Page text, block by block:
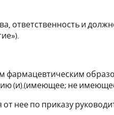
ответственность и
фармацевтическим
(и).(имеющее; не
нее по приказу